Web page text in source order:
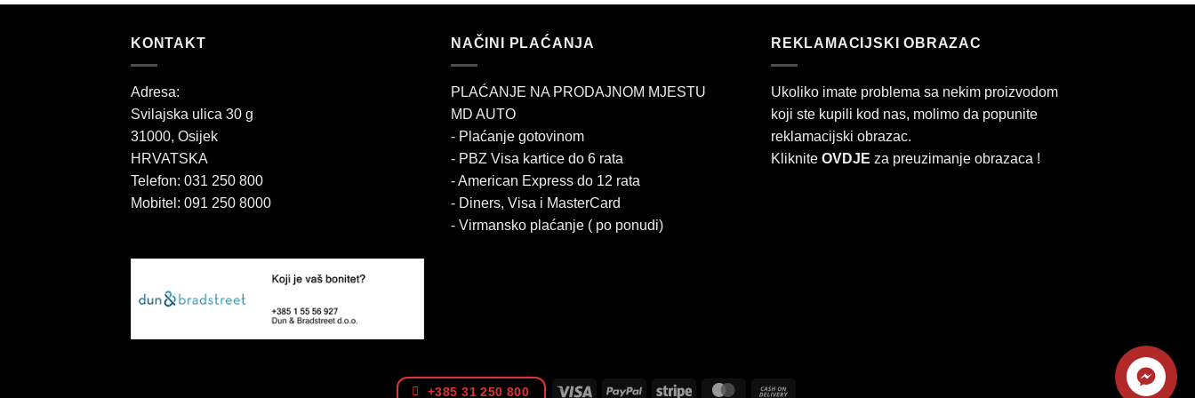
KONTAKT
Adresa:
Svilajska ulica 30 g
31000, Osijek
HRVATSKA
Telefon: 031 250 800
Mobitel: 091 250 8000
NAČINI PLAĆANJA
PLAĆANJE NA PRODAJNOM MJESTU
MD AUTO
- Plaćanje gotovinom
- PBZ Visa kartice do 6 rata
- American Express do 12 rata
- Diners, Visa i MasterCard
- Virmansko plaćanje ( po ponudi)
REKLAMACIJSKI OBRAZAC
Ukoliko imate problema sa nekim proizvodom
koji ste kupili kod nas, molimo da popunite
reklamacijski obrazac.
Kliknite OVDJE za preuzimanje obrazaca !
+385 31 250 800 Visa PayPal Stripe MasterCard
Kontaktirajte
nas